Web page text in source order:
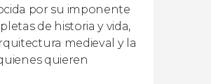
por su imponente
de historia y vida,
medieval y la
quieren